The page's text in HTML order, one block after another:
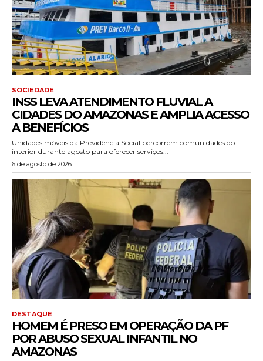
SOCIEDADE
INSS LEVA ATENDIMENTO FLUVIAL A
CIDADES DO AMAZONAS E AMPLIA ACESSO
A BENEFÍCIOS
Unidades móveis da Previdência Social percorrem comunidades do
interior durante agosto para oferecer serviços...
6 de agosto de 2026
DESTAQUE
HOMEM É PRESO EM OPERAÇÃO DA PF
POR ABUSO SEXUAL INFANTIL NO
AMAZONAS